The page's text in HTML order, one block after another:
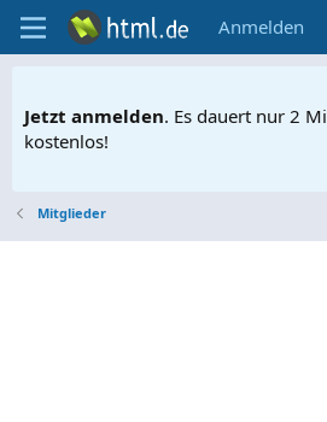
Anmelden
Jetzt anmelden. Es dauert nur 2
kostenlos!
Mitglieder